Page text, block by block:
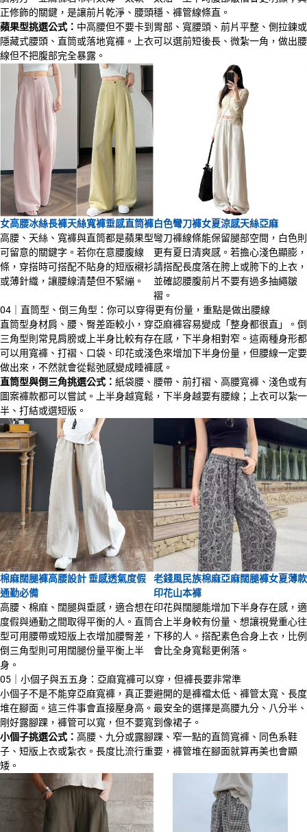
正修飾的關鍵，是讓前片乾淨、腰頭穩、褲管線條直。
蘋果型挑選公式： 中高腰但不要卡到胃部、寬腰頭、前片平整、側拉鍊或
隱藏式腰頭、直筒或落地寬褲。上衣可以選前短後長、微紮一角，做出腰
線但不把腹部完全暴露。
女高腰冰絲長褲天絲寬褲垂感直筒褲
高腰、天絲、寬褲與直筒都是蘋果型
可留意的關鍵字。若你在意腰腹線
條，穿搭時可搭配不貼身的短版襯衫
或薄針織，讓腰線清楚但不緊繃。
白色彎刀褲女夏涼感天絲亞麻
彎刀褲線條能保留腿部空間，白色則
更有夏日清爽感。若擔心淺色顯膨，
請搭配長度落在胯上或胯下的上衣，
並確認腰腹前片不要有過多抽繩皺
褶。
04｜直筒型、倒三角型：你可以穿得更有份量，重點是做出腰線
直筒型身材肩、腰、臀差距較小，穿亞麻褲容易變成「整身都很直」。倒
三角型則常見肩膀或上半身比較有存在感，下半身相對窄。這兩種身形都
可以用寬褲、打褶、口袋、印花或淺色來增加下半身份量，但腰線一定要
做出來，不然就會從鬆弛感變成睡褲感。
直筒型與倒三角挑選公式： 紙袋腰、腰帶、前打褶、高腰寬褲、淺色或有
圖案褲款都可以嘗試。上半身越寬鬆，下半身越要有腰線；上衣可以紮一
半、打結或選短版。
棉麻闊腿褲高腰設計 垂感透氣度假
通勤必備
高腰、棉麻、闊腿與垂感，適合想在
度假與通勤之間取得平衡的人。直筒
型可用腰帶或短版上衣增加腰臀差，
倒三角型則可用闊腿份量平衡上半
身。
老錢風民族棉麻亞麻闊腿褲女夏薄款
印花山本褲
印花與闊腿能增加下半身存在感，適
合上半身較有份量、想讓視覺重心往
下移的人。搭配素色合身上衣，比例
會比全身寬鬆更俐落。
05｜小個子與五五身：亞麻寬褲可以穿，但褲長要非常準
小個子不是不能穿亞麻寬褲，真正要避開的是褲襠太低、褲管太寬、長度
堆在腳面。這三件事會直接壓身高。最安全的選擇是高腰九分、八分半、
剛好露腳踝，褲管可以寬，但不要寬到像裙子。
小個子挑選公式： 高腰、九分或露腳踝、窄一點的直筒寬褲、同色系鞋
子、短版上衣或紮衣。長度比流行重要，褲管堆在腳面就算再美也會顯
矮。